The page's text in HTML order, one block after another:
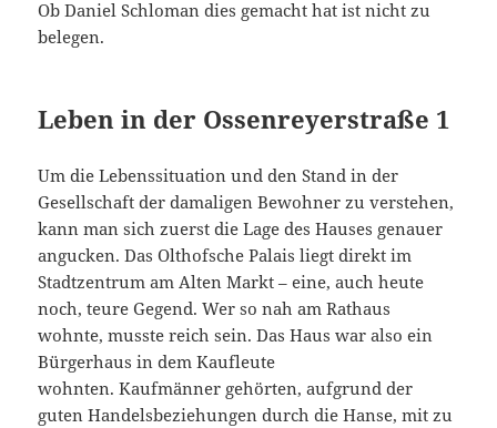
Ob Daniel Schloman dies gemacht hat ist nicht zu
belegen.
Leben in der Ossenreyerstraße 1
Um die Lebenssituation und den Stand in der
Gesellschaft der damaligen Bewohner zu verstehen,
kann man sich zuerst die Lage des Hauses genauer
angucken. Das Olthofsche Palais liegt direkt im
Stadtzentrum am Alten Markt – eine, auch heute
noch, teure Gegend. Wer so nah am Rathaus
wohnte, musste reich sein. Das Haus war also ein
Bürgerhaus in dem Kaufleute
wohnten. Kaufmänner gehörten, aufgrund der
guten Handelsbeziehungen durch die Hanse, mit zu